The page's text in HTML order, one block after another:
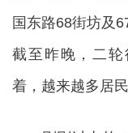
国东路68街坊及
截至昨晚，二轮
着，越来越多居